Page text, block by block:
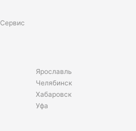
Сервис
Ярославль
Челябинск
Хабаровск
Уфа